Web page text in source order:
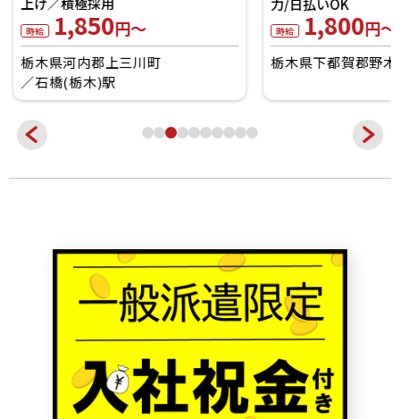
時給 1,850円～
栃木県河内郡上三川町
石橋(栃木)駅
時給 1,800円～
栃木県下都賀郡野